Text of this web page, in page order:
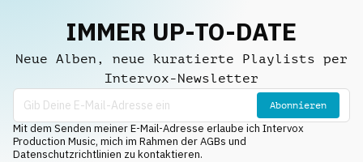
IMMER UP-TO-DATE
Neue Alben, neue kuratierte Playlists per
Intervox-Newsletter
Abonnieren
Mit dem Senden meiner E-Mail-Adresse erlaube ich Intervox
Production Music, mich im Rahmen der AGBs und
Datenschutzrichtlinien zu kontaktieren.